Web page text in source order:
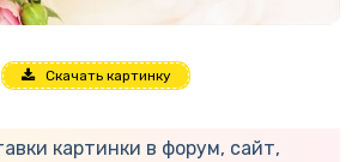
Скачать картинку
картинки в форум, сайт,